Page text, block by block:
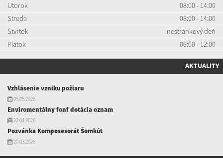
Utorok
08:00 - 14:00
Streda
08:00 - 14:00
Štvrtok
nestránkový deň
Piatok
08:00 - 12:00
AKTUALITY
Vzhlásenie vzniku požiaru
05.05.2026
Enviromentálny fonf dotácia oznam
22.04.2026
Pozvánka Komposesorát Šomkút
20.03.2026